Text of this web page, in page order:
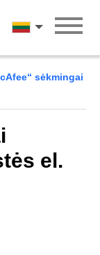
Lietuvių
sėkmingai
el.